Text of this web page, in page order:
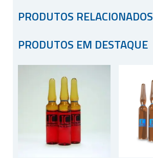
PRODUTOS RELACIONADOS
PRODUTOS EM DESTAQUE